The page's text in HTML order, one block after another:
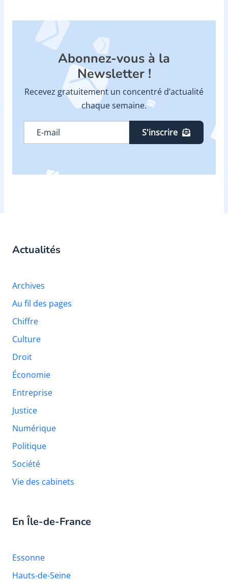
Abonnez-vous à la
Newsletter !
Recevez gratuitement un concentré d’actualité
chaque semaine.
S'inscrire
Actualités
Archives
Au fil des pages
Chiffre
Culture
Droit
Économie
Entreprise
Justice
Numérique
Politique
Société
Vie des cabinets
En Île-de-France
Essonne
Hauts-de-Seine